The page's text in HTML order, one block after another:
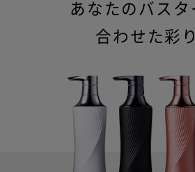
あなたのバスタ
合わせた彩